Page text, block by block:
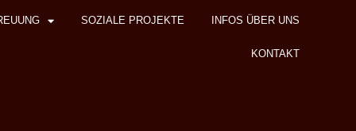
SOZIALE PROJEKTE INFOS ÜBER UNS
KONTAKT